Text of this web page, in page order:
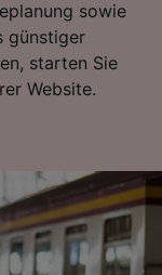
sowie
günstiger
starten Sie
Website.
Zugriff auf